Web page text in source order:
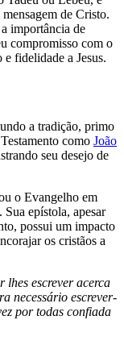
de Cristo.
importância de
compromisso com o
fidelidade a Jesus.
a tradição, primo
como João
seu desejo de
o Evangelho em
epístola, apesar
possui um impacto
os cristãos a
lhes escrever acerca
necessário escrever-
por todas confiada